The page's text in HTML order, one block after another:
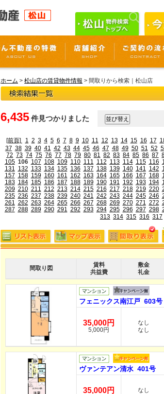
ホーム > 松山店の賃貸物件情報 > 間取りから検索｜松山店
6,435 件見つかりました
[前頁] 1 2 3 4 5 6 7 8 9 10 11 12 13 14 15 16 17
37 38 39 40 41 42 43 44 45 46 47 48 49 50 51 52
72 73 74 75 76 77 78 79 80 81 82 83 84 85 86 87
105 106 107 108 109 110 111 112 113 114 115 116
131 132 133 134 135 136 137 138 139 140 141 142
157 158 159 160 161 162 163 164 165 166 167 168
183 184 185 186 187 188 189 190 191 192 193 194
209 210 211 212 213 214 215 216 217 218 219 220
235 236 237 238 239 240 241 242 243 244 245 246
261 262 263 264 265 266 267 268 269 270 271 272
287 288 289 290 291 292 293 294 295 296 297 298
313 314 315 316 317
間取り図
賃料
共益費
敷金
礼金
フェニックス南江戸 603号
35,000円
5,000円
なし
なし
ヴァンテアン清水 401号
35,000円
なし